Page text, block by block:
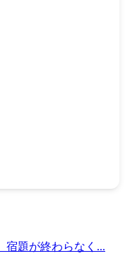
宿題が終わらなく...